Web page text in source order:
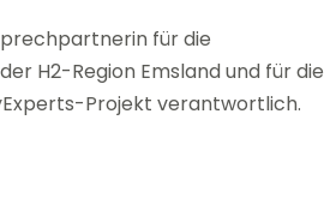
für die
H2-Region Emsland und für die
Projekt verantwortlich.